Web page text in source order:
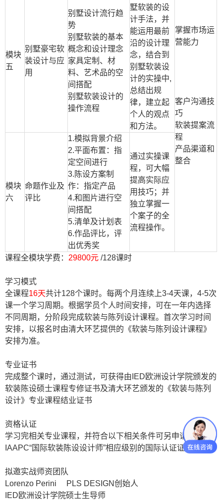
掌握市场运
营能力
客户沟通技
巧
软装提案流
程
产品渠道和
整合
模块
五
别墅豪宅软
装设计与应
用
别墅设计流行趋
势
别墅软装的基本
概念和设计理念
家具定制、材
料、艺术品的空
间搭配
别墅软装设计的
操作流程
墅软装的设
计手法，并
能运用最前
沿的设计理
念，结合到
别墅软装设
计的实操中,
总结出规
律，建立起
个人的观点
和方法。
模块
六
命题作业及
评比
1.模拟背景介绍
2.平面布置：指
定空间进行
3. 陈设方案制
作：指定产品
4.和图片进行空
间搭配
5.清单及计划表
6.作品评比，评
出优秀奖
通过实操课
程，可大幅
提高实际应
用技巧；并
独立掌握一
个案子的全
流程操作。
课程全模块学费： 29800元 /128课时
学习模式
全课程16天共计128个课时。每两个月连续上3-4天课， 4-5次
课一个学习周期。根据学员个人时间安排，可在一年内选择
不同周期，分阶段完成软装与陈列设计课程。首次学习时间
安排，以报名时由清大环艺提供的《软装与陈列设计课程》
安排为准。
专业证书
完成整个课时，通过测试，可获得由 IED欧洲设计学院颁发的
软装陈设硕士课程专修证书及清大环艺颁发的《软装与陈列
设计》专业课程结业证书
资格认证
学习完相关专业课程，并符合以下相关条件可另申请
IAAPC“国际软装陈设设计师”相应级别的国际认证证书。
拟邀实战师资团队
Lorenzo Perini PLS DESIGN创始人
IED欧洲设计学院硕士生导师